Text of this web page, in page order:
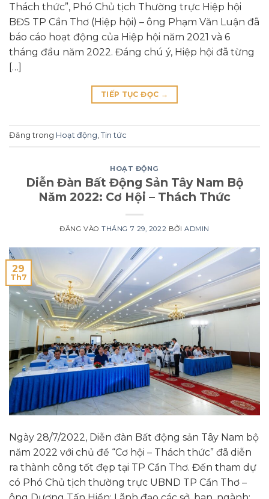
Thách thức”, Phó Chủ tịch Thường trực Hiệp hội
BĐS TP Cần Thơ (Hiệp hội) – ông Phạm Văn Luận đã
báo cáo hoạt động của Hiệp hội năm 2021 và 6
tháng đầu năm 2022. Đáng chú ý, Hiệp hội đã từng
[…]
TIẾP TỤC ĐỌC →
Đăng trong Hoạt động, Tin tức
HOẠT ĐỘNG
Diễn Đàn Bất Động Sản Tây Nam Bộ
Năm 2022: Cơ Hội – Thách Thức
ĐĂNG VÀOTHÁNG 7 29, 2022 BỞI ADMIN
29
Th7
Ngày 28/7/2022, Diễn đàn Bất động sản Tây Nam bộ
năm 2022 với chủ đề “Cơ hội – Thách thức” đã diễn
ra thành công tốt đẹp tại TP Cần Thơ. Đến tham dự
có Phó Chủ tịch thường trực UBND TP Cần Thơ –